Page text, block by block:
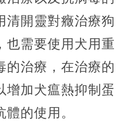
清開靈對癥治療狗
也需要使用犬用重
的治療，在治療的
增加犬瘟熱抑制蛋
的使用。